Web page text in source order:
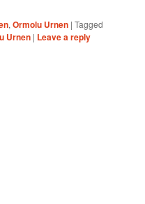
,Ormolu Urnen |Tagged
Urnen | Leave a reply